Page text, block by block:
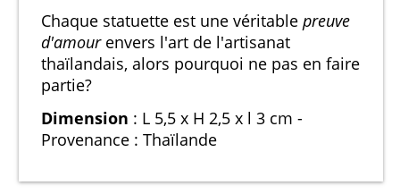
Chaque statuette est une véritable preuve
d'amourenvers l'art de l'artisanat
thaïlandais, alors pourquoi ne pas en faire
partie?
Dimension : L 5,5 x H 2,5 x l 3 cm -
Provenance : Thaïlande